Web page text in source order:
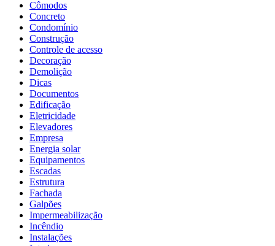
Cômodos
Concreto
Condomínio
Construção
Controle de acesso
Decoração
Demolição
Dicas
Documentos
Edificação
Eletricidade
Elevadores
Empresa
Energia solar
Equipamentos
Escadas
Estrutura
Fachada
Galpões
Impermeabilização
Incêndio
Instalações